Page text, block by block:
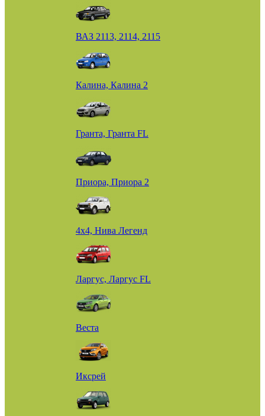
ВАЗ 2113, 2114, 2115
Калина, Калина 2
Гранта, Гранта FL
Приора, Приора 2
4х4, Нива Легенд
Ларгус, Ларгус FL
Веста
Иксрей